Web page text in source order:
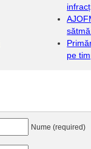
pe
Nume (required)